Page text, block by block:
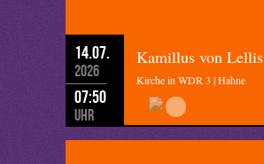
14.07.
2026
07:50
Uhr
Kamillus von Lellis
Kirche in WDR 3 | Hahne